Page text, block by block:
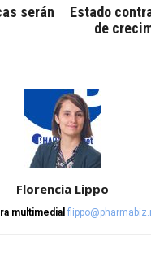
serán
Estado
de
Florencia Lippo
multimedial